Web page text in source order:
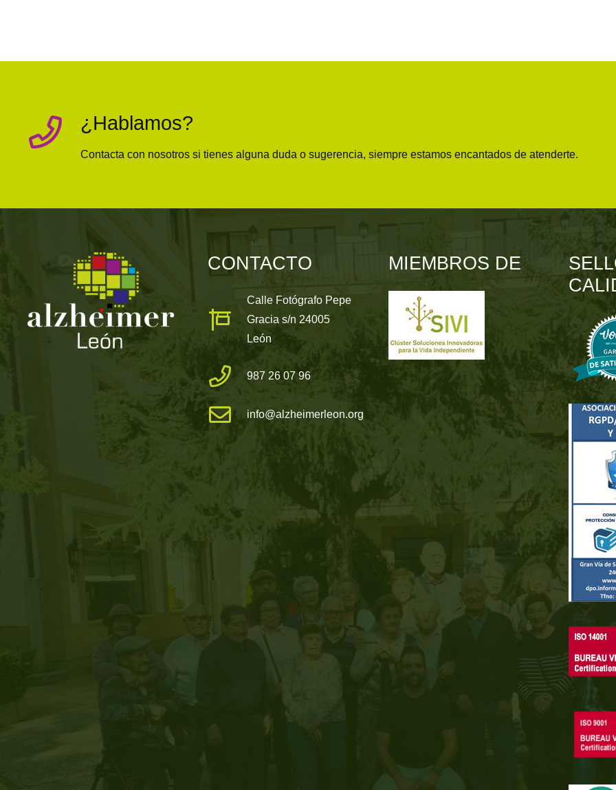
¿Hablamos?
Contacta con nosotros si tienes alguna duda o sugerencia, siempre estamos encantados de atenderte.
CONTACTO
Calle Fotógrafo Pepe
Gracia s/n 24005
León
987 26 07 96
info@alzheimerleon.org
MIEMBROS DE